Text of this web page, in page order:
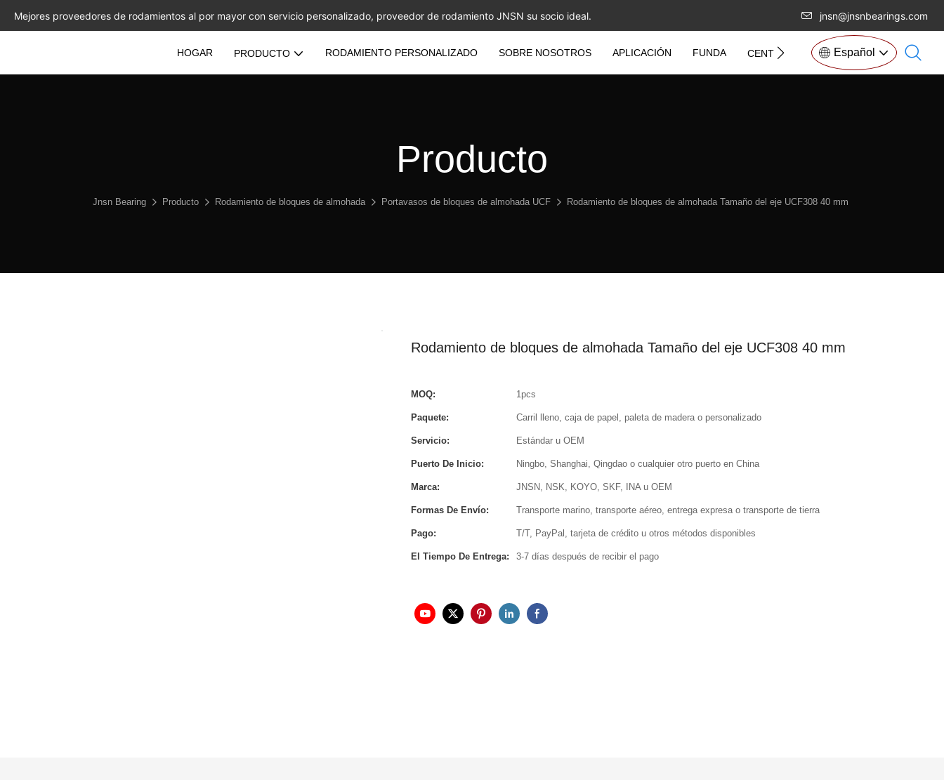
Mejores proveedores de rodamientos al por mayor con servicio personalizado, proveedor de rodamiento JNSN su socio ideal. jnsn@jnsnbearings.com
HOGAR PRODUCTO RODAMIENTO PERSONALIZADO SOBRE NOSOTROS APLICACIÓN FUNDA CENTRO DE INFORMACIÓN
Español
Producto
Jnsn Bearing Producto Rodamiento de bloques de almohada Portavasos de bloques de almohada UCF Rodamiento de bloques de almohada Tamaño del eje UCF308 40 mm
Rodamiento de bloques de almohada Tamaño del eje UCF308 40 mm
MOQ: 1pcs
Paquete: Carril lleno, caja de papel, paleta de madera o personalizado
Servicio: Estándar u OEM
Puerto De Inicio: Ningbo, Shanghai, Qingdao o cualquier otro puerto en China
Marca: JNSN, NSK, KOYO, SKF, INA u OEM
Formas De Envío: Transporte marino, transporte aéreo, entrega expresa o transporte de tierra
Pago: T/T, PayPal, tarjeta de crédito u otros métodos disponibles
El Tiempo De Entrega: 3-7 días después de recibir el pago